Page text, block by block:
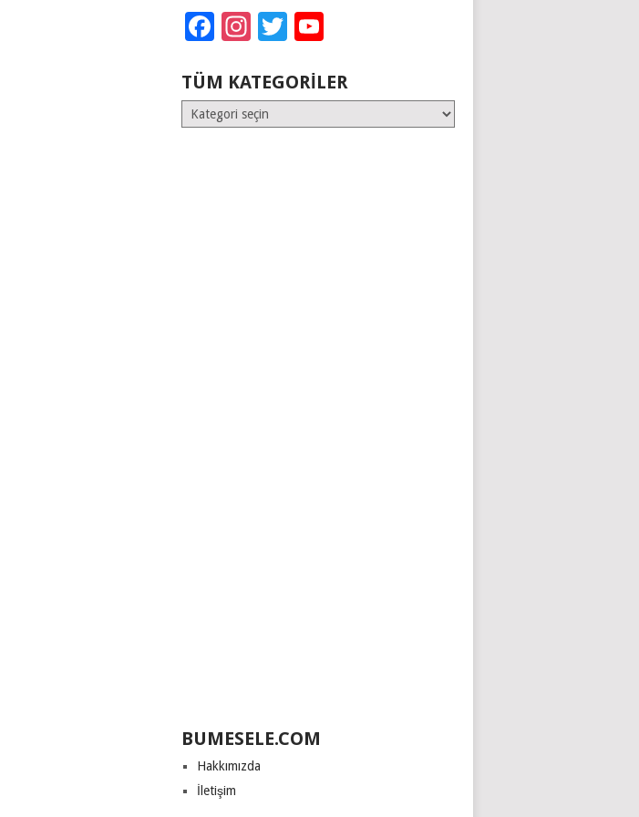
Facebook
Instagram
Twitter
TÜM KATEGORILER
Tüm
Kategoriler
BUMESELE.COM
Hakkımızda
İletişim